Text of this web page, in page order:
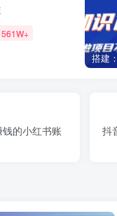
561W+
的小红书账
抖